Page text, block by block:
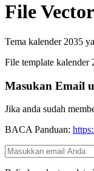
File
Tema kalender 2035
File template kalender
Masukan Email
Jika anda sudah
BACA Panduan: